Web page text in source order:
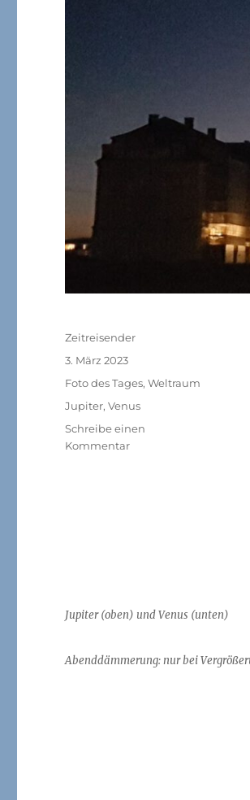
Jupiter (oben) und Venus (unten)
Abenddämmerung: nur bei
Autor
Zeitreisender
Veröffentlicht
3. März 2023
Kategorien
Foto des Tages,Weltraum
Schlagwörter
Jupiter,Venus
Schreibe einen
Kommentarzu